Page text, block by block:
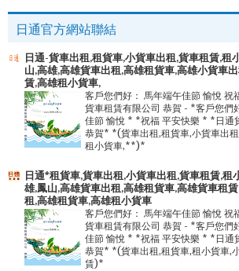
日通官方網站聯結
日通-貨車出租,租貨車,小貨車出租,貨車租賃,租
山,高雄,高雄貨車出租,高雄租貨車,高雄小貨車
賃,高雄租小貨車,
客戶您們好： 馬年端午佳節 愉悅 祝
貨車租賃有限公司 恭賀 - *客戶您們
佳節 愉悅 * *祝福 平安快樂 * *日通
恭賀* *(貨車出租,租貨車,小貨車出
租小貨車,**)*
日通*租貨車,貨車出租,小貨車出租,貨車租賃,租
雄,鳳山,高雄貨車出租,高雄租貨車,高雄貨車租
租,高雄租貨車,高雄租小貨車
客戶您們好： 馬年端午佳節 愉悅 祝
貨車租賃有限公司 恭賀 - *客戶您們
佳節 愉悅 * *祝福 平安快樂 * *日通
恭賀* *(貨車出租,租貨車,租小貨車,
賃)*